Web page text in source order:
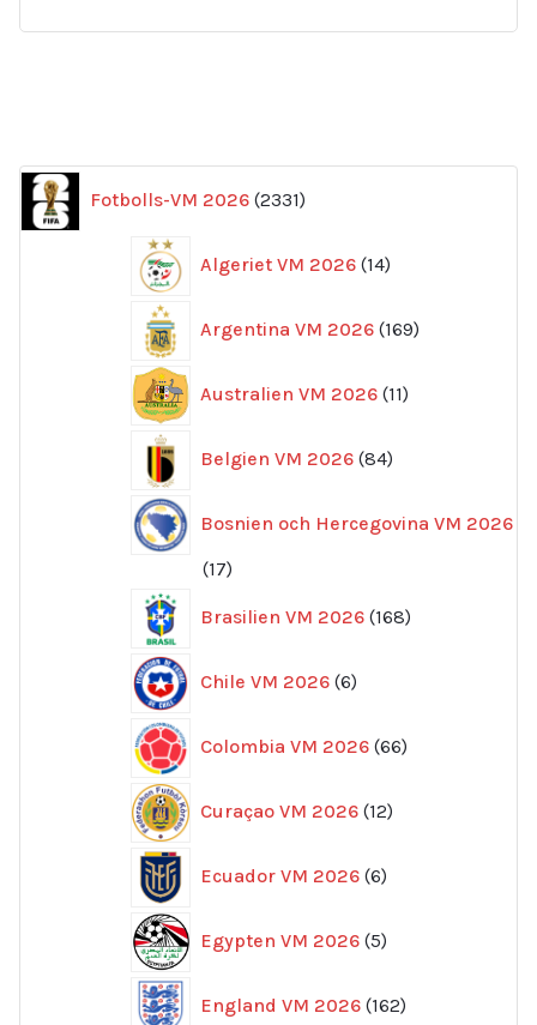
Fotbolls-VM 2026 2331
produkter
Algeriet VM 2026 14
produkter
Argentina VM 2026 169
produkter
Australien VM 2026 11
produkter
Belgien VM 2026 84
produkter
Bosnien och Hercegovina VM 2026
1717
Brasilien VM 2026 168
produkter
Chile VM 2026 6
produkter
Colombia VM 2026 66
produkter
Curaçao VM 2026 12
produkter
Ecuador VM 2026 6
produkter
Egypten VM 2026 5
produkter
England VM 2026 162
produkter